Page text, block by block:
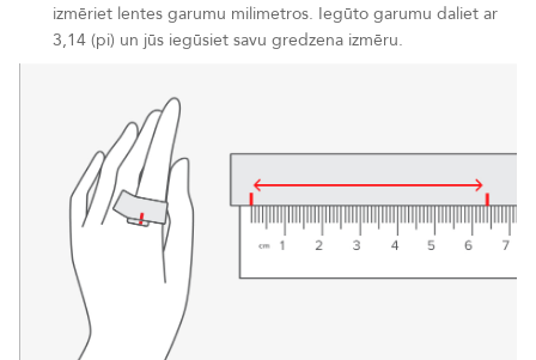
izmēriet lentes garumu milimetros. Iegūto garumu daliet ar
3,14 (pi) un jūs iegūsiet savu gredzena izmēru.